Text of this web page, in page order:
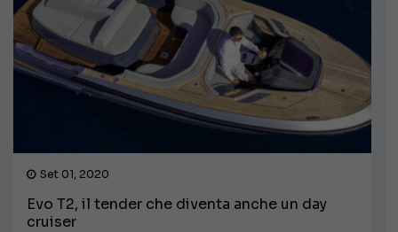
Set 01, 2020
Evo T2, il tender che diventa anche un day
cruiser